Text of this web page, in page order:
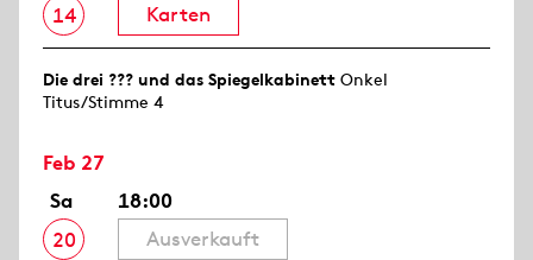
14
Karten
Die drei ??? und das Spiegelkabinett Onkel
Titus/Stimme 4
Feb 27
Sa
20
18:00
Ausverkauft